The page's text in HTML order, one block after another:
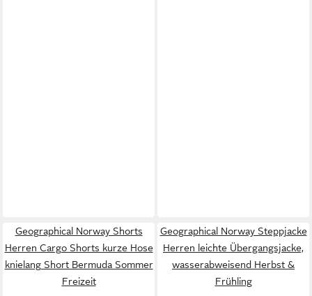
Geographical Norway Shorts
Herren Cargo Shorts kurze Hose
knielang Short Bermuda Sommer
Freizeit
Geographical Norway Steppjacke
Herren leichte Übergangsjacke,
wasserabweisend Herbst &
Frühling